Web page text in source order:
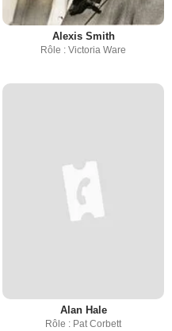
Alexis Smith
Rôle : Victoria Ware
Alan Hale
Rôle : Pat Corbett